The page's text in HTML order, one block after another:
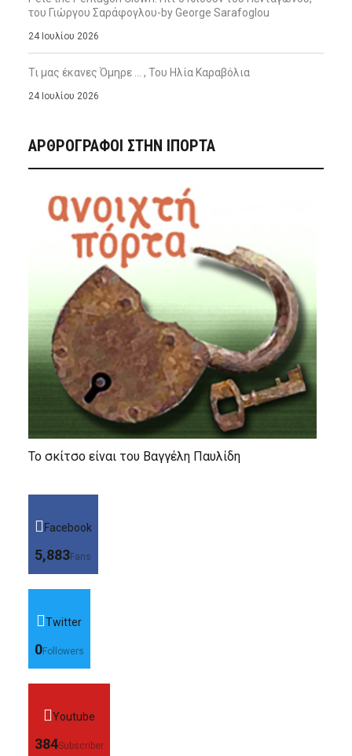
του Γιώργου Σαράφογλου-by George Sarafoglou
24 Ιουλίου 2026
Τι μας έκανες Όμηρε … , Του Ηλία Καραβόλια
24 Ιουλίου 2026
ΑΡΘΡΟΓΡΑΦΟΙ ΣΤΗΝ IΠΟΡΤΑ
Το σκίτσο είναι του Βαγγέλη Παυλίδη
Facebook
5,883Fans
Twitter
0Followers
Youtube
384Subscriber